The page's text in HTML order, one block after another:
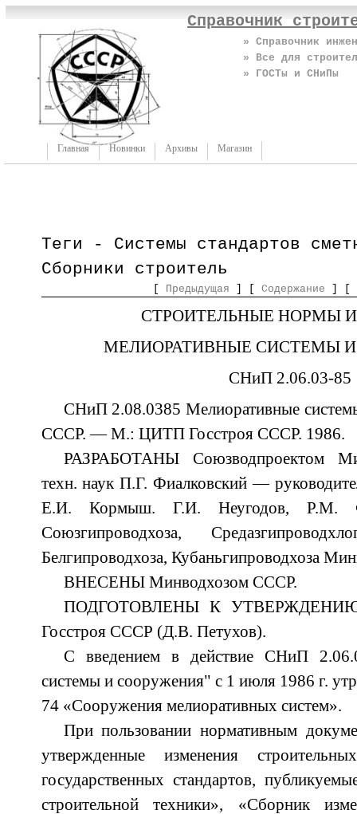
Справочник
» Справочник
» Все для
» ГОСТы и СНиПы
Главная Новинки Архивы Магазин
Теги - Системы стандартов
Сборники строитель
Предыдущая Содержание
СТРОИТЕЛЬНЫЕ НОРМЫ
МЕЛИОРАТИВНЫЕ СИСТЕМЫ
СНиП 2.06.03-85
СНиП 2.08.0385 Мелиоративные
СССР. — М.: ЦИТП Госстроя СССР. 1986.
РАЗРАБОТАНЫ Союзводпроектом
техн. наук П.Г. Фиалковский —
Е.И. Кормыш. Г.И. Hеугодов, P.М.
Союзгипроводхоза,
Белгипроводхоза, Кубаньгипроводхоза
ВНЕСЕНЫ Минводхозом СССР.
ПОДГОТОВЛЕНЫ К УТВЕРЖДЕНИЮ
Госстроя СССР (Д.В. Петухов).
С введением в действие СНиП
системы и сооружения" с 1 июля 1986 г.
74 «Сооружения мелиоративных систем».
При пользовании нормативным
утвержденные изменения
государственных стандартов,
строительной техники», «Сборник